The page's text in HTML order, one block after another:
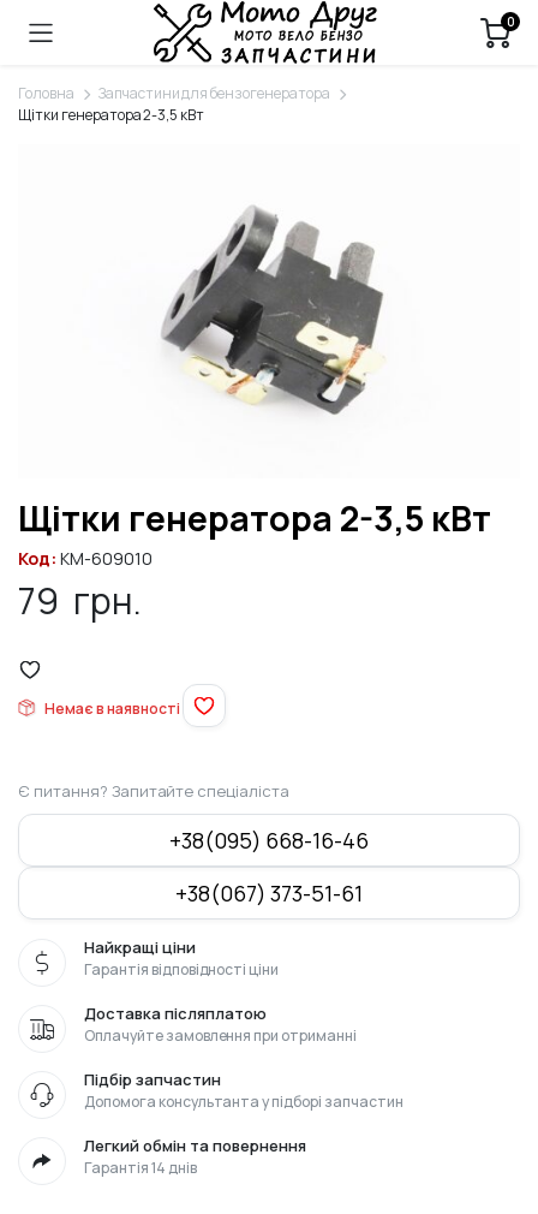
0
Головна
Запчастини для бензогенератора
Щітки генератора 2-3,5 кВт
Щітки генератора 2-3,5 кВт
Код: KM-609010
79 грн.
Немає в наявності
Є питання? Запитайте спеціаліста
+38(095) 668-16-46
+38(067) 373-51-61
Найкращі ціни
Гарантія відповідності ціни
Доставка післяплатою
Оплачуйте замовлення при отриманні
Підбір запчастин
Допомога консультанта у підборі запчастин
Легкий обмін та повернення
Гарантія 14 днів